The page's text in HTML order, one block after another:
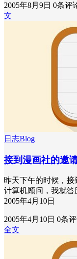
2005年8月9日 0条评
文
日志Blog
接到漫画社的邀
昨天下午的时候，
计算机顾问，我就答
2005年4月10日
2005年4月10日 0条
全文